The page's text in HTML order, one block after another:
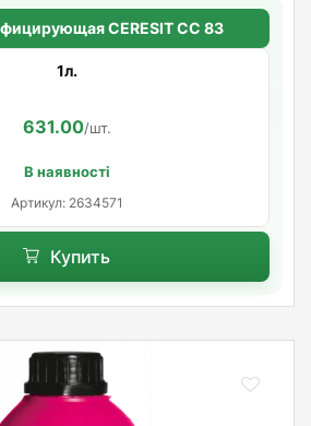
CERESIT CC 83
1л.
631.00/шт.
В наявності
Артикул: 2634571
Купить